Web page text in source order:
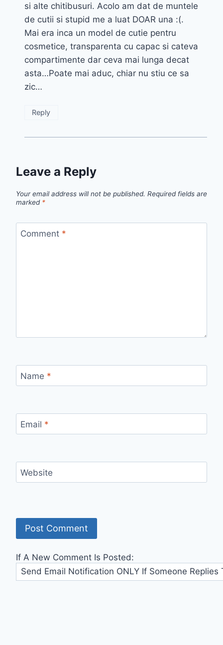
si alte chitibusuri. Acolo am dat de muntele
de cutii si stupid me a luat DOAR una :(.
Mai era inca un model de cutie pentru
cosmetice, transparenta cu capac si cateva
compartimente dar ceva mai lunga decat
asta…Poate mai aduc, chiar nu stiu ce sa
zic…
Reply
Leave a Reply
Your email address will not be published. Required fields are
marked *
Comment *
Name *
Email *
Website
If A New Comment Is Posted: